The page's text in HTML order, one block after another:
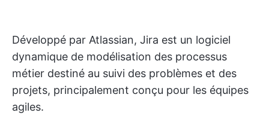
Développé par Atlassian, Jira est un logiciel
dynamique de modélisation des processus
métier destiné au suivi des problèmes et des
projets, principalement conçu pour les équipes
agiles.